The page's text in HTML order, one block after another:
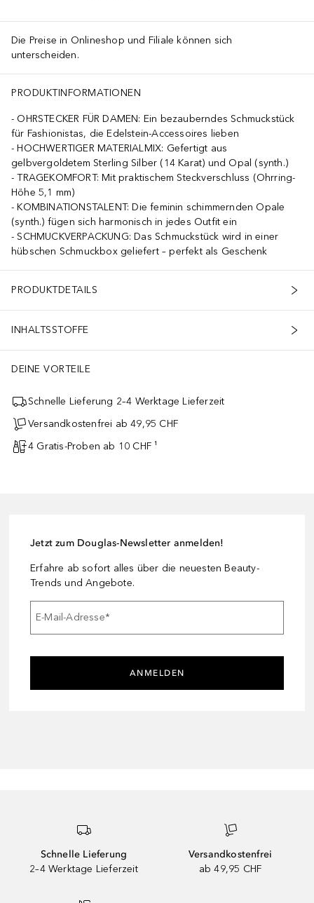
Die Preise in Onlineshop und Filiale können sich
unterscheiden.
PRODUKTINFORMATIONEN
OHRSTECKER FÜR DAMEN: Ein bezauberndes Schmuckstück
für Fashionistas, die Edelstein-Accessoires lieben
HOCHWERTIGER MATERIALMIX: Gefertigt aus
gelbvergoldetem Sterling Silber (14 Karat) und Opal (synth.)
TRAGEKOMFORT: Mit praktischem Steckverschluss (Ohrring-
Höhe 5,1 mm)
KOMBINATIONSTALENT: Die feminin schimmernden Opale
(synth.) fügen sich harmonisch in jedes Outfit ein
SCHMUCKVERPACKUNG: Das Schmuckstück wird in einer
hübschen Schmuckbox geliefert – perfekt als Geschenk
PRODUKTDETAILS
INHALTSSTOFFE
DEINE VORTEILE
Schnelle Lieferung 2–4 Werktage Lieferzeit
Versandkostenfrei ab 49,95 CHF
4 Gratis-Proben ab 10 CHF ¹
Jetzt zum Douglas-Newsletter anmelden!
Erfahre ab sofort alles über die neuesten Beauty-
Trends und Angebote.
E-Mail-Adresse*
ANMELDEN
Schnelle Lieferung
2–4 Werktage Lieferzeit
Versandkostenfrei
ab 49,95 CHF